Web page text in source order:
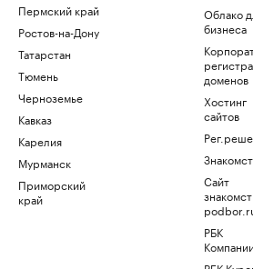
Пермский край
Ростов-на-Дону
Татарстан
Тюмень
Черноземье
Кавказ
Карелия
Мурманск
Приморский
край
Облако
бизнеса
доменов
Хостинг
сайтов
Сайт
РБК